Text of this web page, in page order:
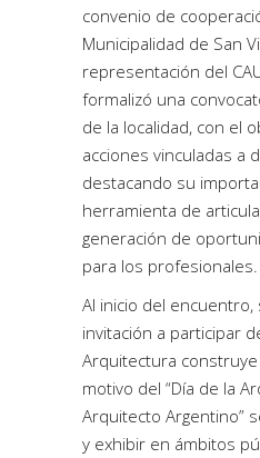
convenio de
Municipalidad de San
representación del
formalizó una
de la localidad, con el
acciones vinculadas a
destacando su
herramienta de
generación de
para los profesionales.
Al inicio del
invitación a participar
Arquitectura construye
motivo del “Día de la
Arquitecto Argentino”
y exhibir en ámbitos